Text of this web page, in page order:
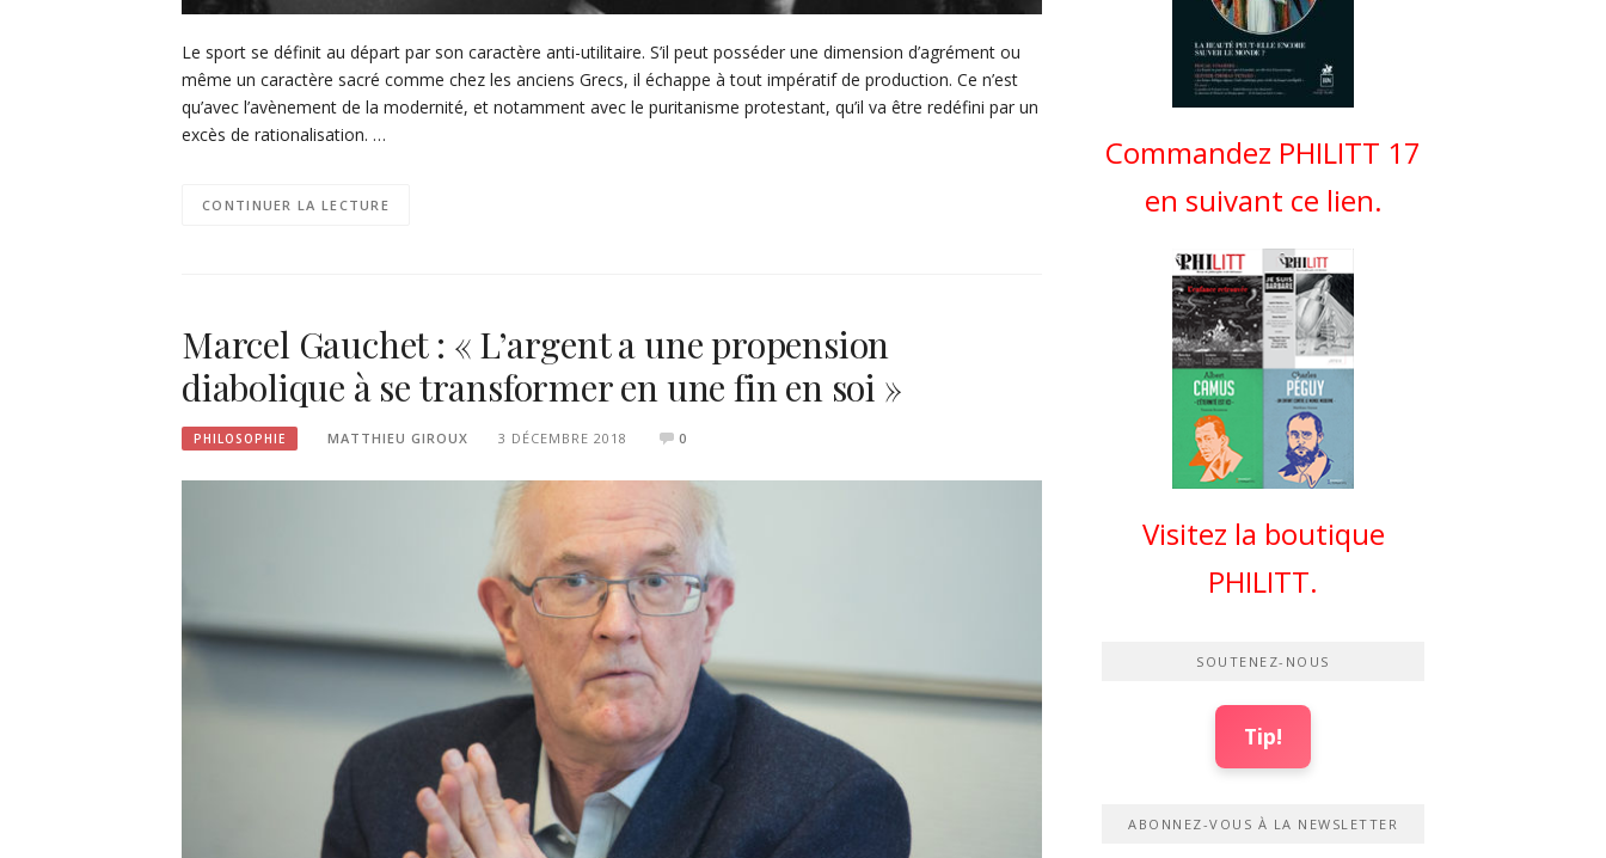
Le sport se définit au départ par son caractère anti-utilitaire. S’il peut posséder une dimension d’agrément ou
même un caractère sacré comme chez les anciens Grecs, il échappe à tout impératif de production. Ce n’est
qu’avec l’avènement de la modernité, et notamment avec le puritanisme protestant, qu’il va être redéfini par un
excès de rationalisation. …
CONTINUER LA LECTURE
Marcel Gauchet : « L’argent a une propension
diabolique à se transformer en une fin en soi »
PHILOSOPHIE MATTHIEU GIROUX 3 DÉCEMBRE 2018 0
Commandez PHILITT 17
en suivant ce lien.
Visitez la boutique
PHILITT.
SOUTENEZ-NOUS
Tip!
ABONNEZ-VOUS À LA NEWSLETTER